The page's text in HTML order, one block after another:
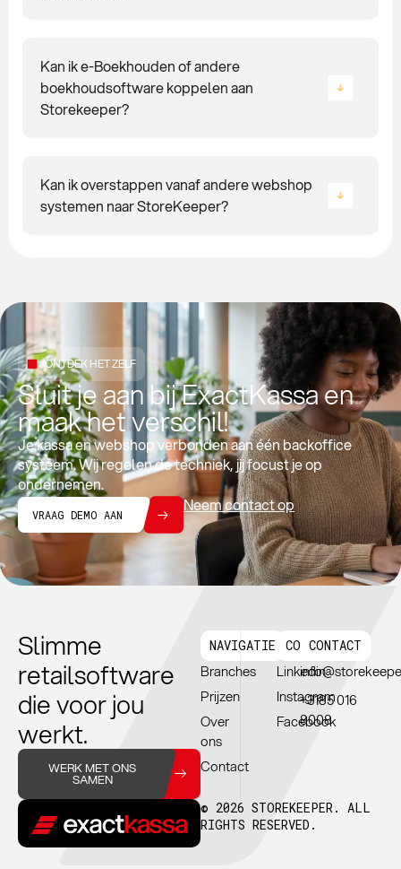
Kan ik e-Boekhouden of andere
boekhoudsoftware koppelen aan
Storekeeper?
Kan ik overstappen vanaf andere webshop
systemen naar StoreKeeper?
ONTDEK HET ZELF
Sluit je aan bij ExactKassa en
maak het verschil!
Je kassa en webshop verbonden aan één backoffice
systeem. Wij regelen de techniek, jij focust je op
ondernemen.
VRAAG DEMO AAN Neem contact op
Slimme
retailsoftware
die voor jou
werkt.
WERK MET ONS
SAMEN
NAVIGATIE
Branches
Prijzen
Over
ons
Contact
CONNTECT
Linkedin
Instagram
Facebook
CONTACT
+3185 016
8008
© 2026 STOREKEEPER. ALL
RIGHTS RESERVED.